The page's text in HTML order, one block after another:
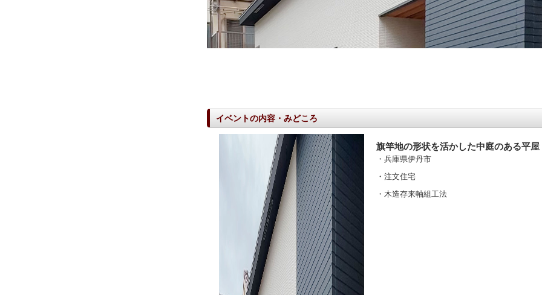
イベントの内容・みどころ
旗竿地の形状を活かした中庭のある平屋
・兵庫県伊丹市
・注文住宅
・木造存来軸組工法